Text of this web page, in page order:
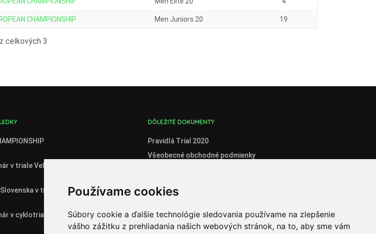
Používame cookies
Súbory cookie a ďalšie technológie sledovania používame na zlepšenie
vášho zážitku z prehliadania našich webových stránok, na to, aby sme vám
CHAMPIONSHIP Men Juniors 20 19
celkových 3
v triale Veľké Zálužie
v triale
v cyklotriale 2026
DÔLEŽITÉ DOKUMENTY
Pravidlá Trial 2020
Všeobecné obchodné podmienky
Čestné prehlásenie administrátora klubového konta
Čestné prehlásenie organizátora súťaží
Organizátori